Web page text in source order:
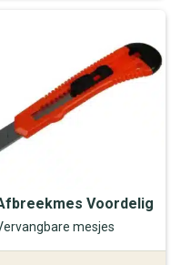
Voordelig
mesjes